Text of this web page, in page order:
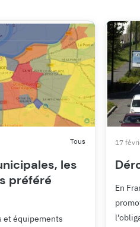
Tous
les
préféré
et équipements
17
En